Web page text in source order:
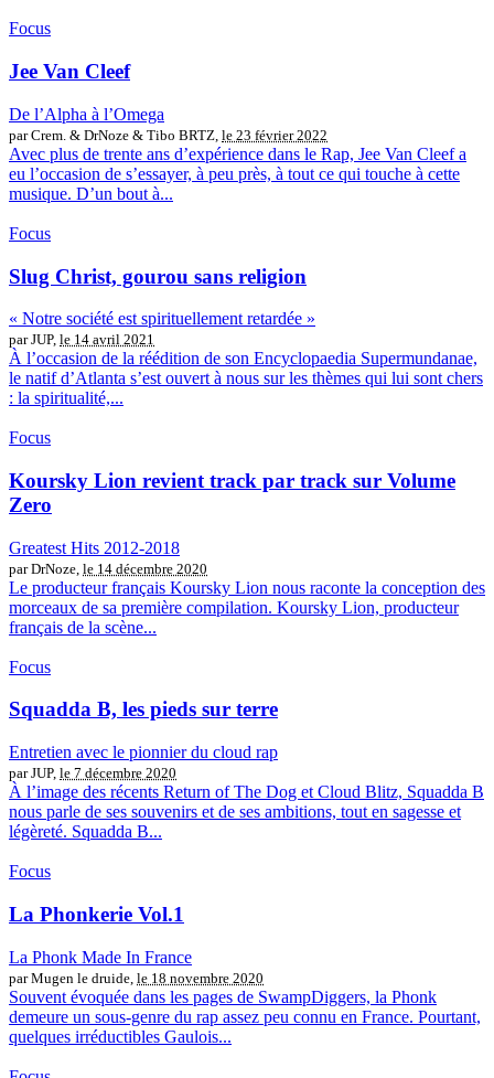
Focus
Jee Van Cleef
De l’Alpha à l’Omega
par Crem. & DrNoze & Tibo BRTZ, le 23 février 2022
Avec plus de trente ans d’expérience dans le Rap, Jee Van Cleef a
eu l’occasion de s’essayer, à peu près, à tout ce qui touche à cette
musique. D’un bout à...
Focus
Slug Christ, gourou sans religion
« Notre société est spirituellement retardée »
par JUP, le 14 avril 2021
À l’occasion de la réédition de son Encyclopaedia Supermundanae,
le natif d’Atlanta s’est ouvert à nous sur les thèmes qui lui sont chers
: la spiritualité,...
Focus
Koursky Lion revient track par track sur Volume
Zero
Greatest Hits 2012​-​2018
par DrNoze, le 14 décembre 2020
Le producteur français Koursky Lion nous raconte la conception des
morceaux de sa première compilation. Koursky Lion, producteur
français de la scène...
Focus
Squadda B, les pieds sur terre
Entretien avec le pionnier du cloud rap
par JUP, le 7 décembre 2020
À l’image des récents Return of The Dog et Cloud Blitz, Squadda B
nous parle de ses souvenirs et de ses ambitions, tout en sagesse et
légèreté. Squadda B...
Focus
La Phonkerie Vol.1
La Phonk Made In France
par Mugen le druide, le 18 novembre 2020
Souvent évoquée dans les pages de SwampDiggers, la Phonk
demeure un sous-genre du rap assez peu connu en France. Pourtant,
quelques irréductibles Gaulois...